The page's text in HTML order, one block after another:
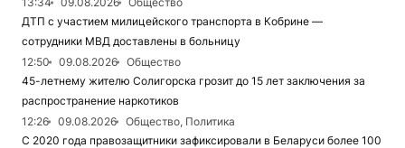
ДТП с участием милицейского транспорта в Кобрине —
сотрудники МВД доставлены в больницу
12:50
09.08.2026
Общество
45-летнему жителю Солигорска грозит до 15 лет заключения за
распространение наркотиков
12:26
09.08.2026
Общество, Политика
С 2020 года правозащитники зафиксировали в Беларуси более 100